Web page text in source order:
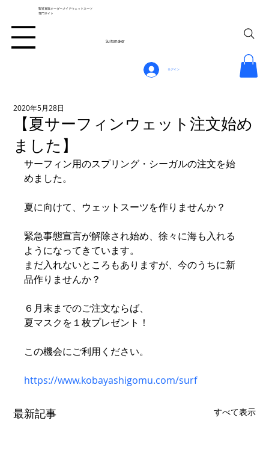
Suitsmaker
製造直販オーダーメイドウェットスーツ
専門サイト
ログイン
【夏サーフィンウェット注文始め
ました】
2020年5月28日
サーフィン用のスプリング・シーガルの注文を始
めました。
夏に向けて、ウェットスーツを作りませんか？
緊急事態宣言が解除され始め、徐々に海も入れる
ようになってきています。
まだ入れないところもありますが、今のうちに新
品作りませんか？
６月末までのご注文ならば、
夏マスクを１枚プレゼント！
この機会にご利用ください。
https://www.kobayashigomu.com/surf
最新記事 すべて表示